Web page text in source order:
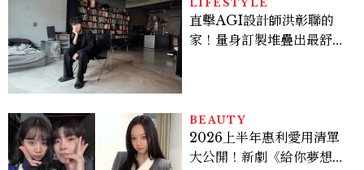
LIFESTYLE
直擊AGI設計師洪彰聯的
家！量身訂製堆疊出最舒適
BEAUTY
2026上半年惠利愛用清單
大公開！新劇《給你夢想》